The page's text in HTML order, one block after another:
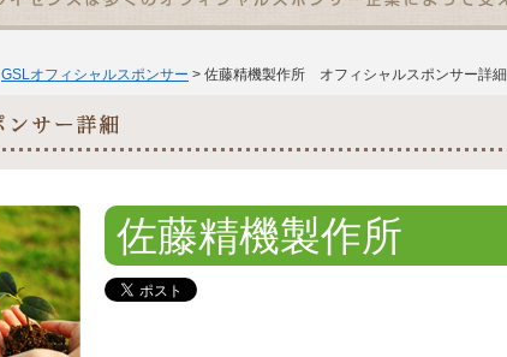
GSLオフィシャルスポンサー > 佐藤精機製作所 オフィシャルスポンサー詳細
佐藤精機製作所